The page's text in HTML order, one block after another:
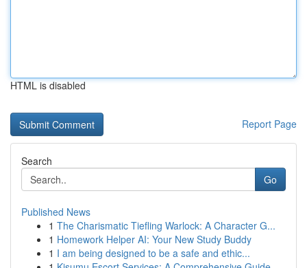
HTML is disabled
Report Page
Search
Go
Published News
1 The Charismatic Tiefling Warlock: A Character G...
1 Homework Helper AI: Your New Study Buddy
1 I am being designed to be a safe and ethic...